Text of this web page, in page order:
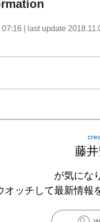
07:16 | last update
藤
が気にな
オッチして最新情報